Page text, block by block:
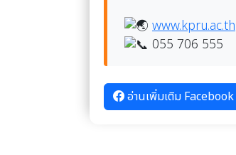
www.kpru.ac.th
055 706 555
อ่านเพิ่มเติม Facebook